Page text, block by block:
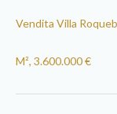
Vendita Villa
M², 3.600.000 €